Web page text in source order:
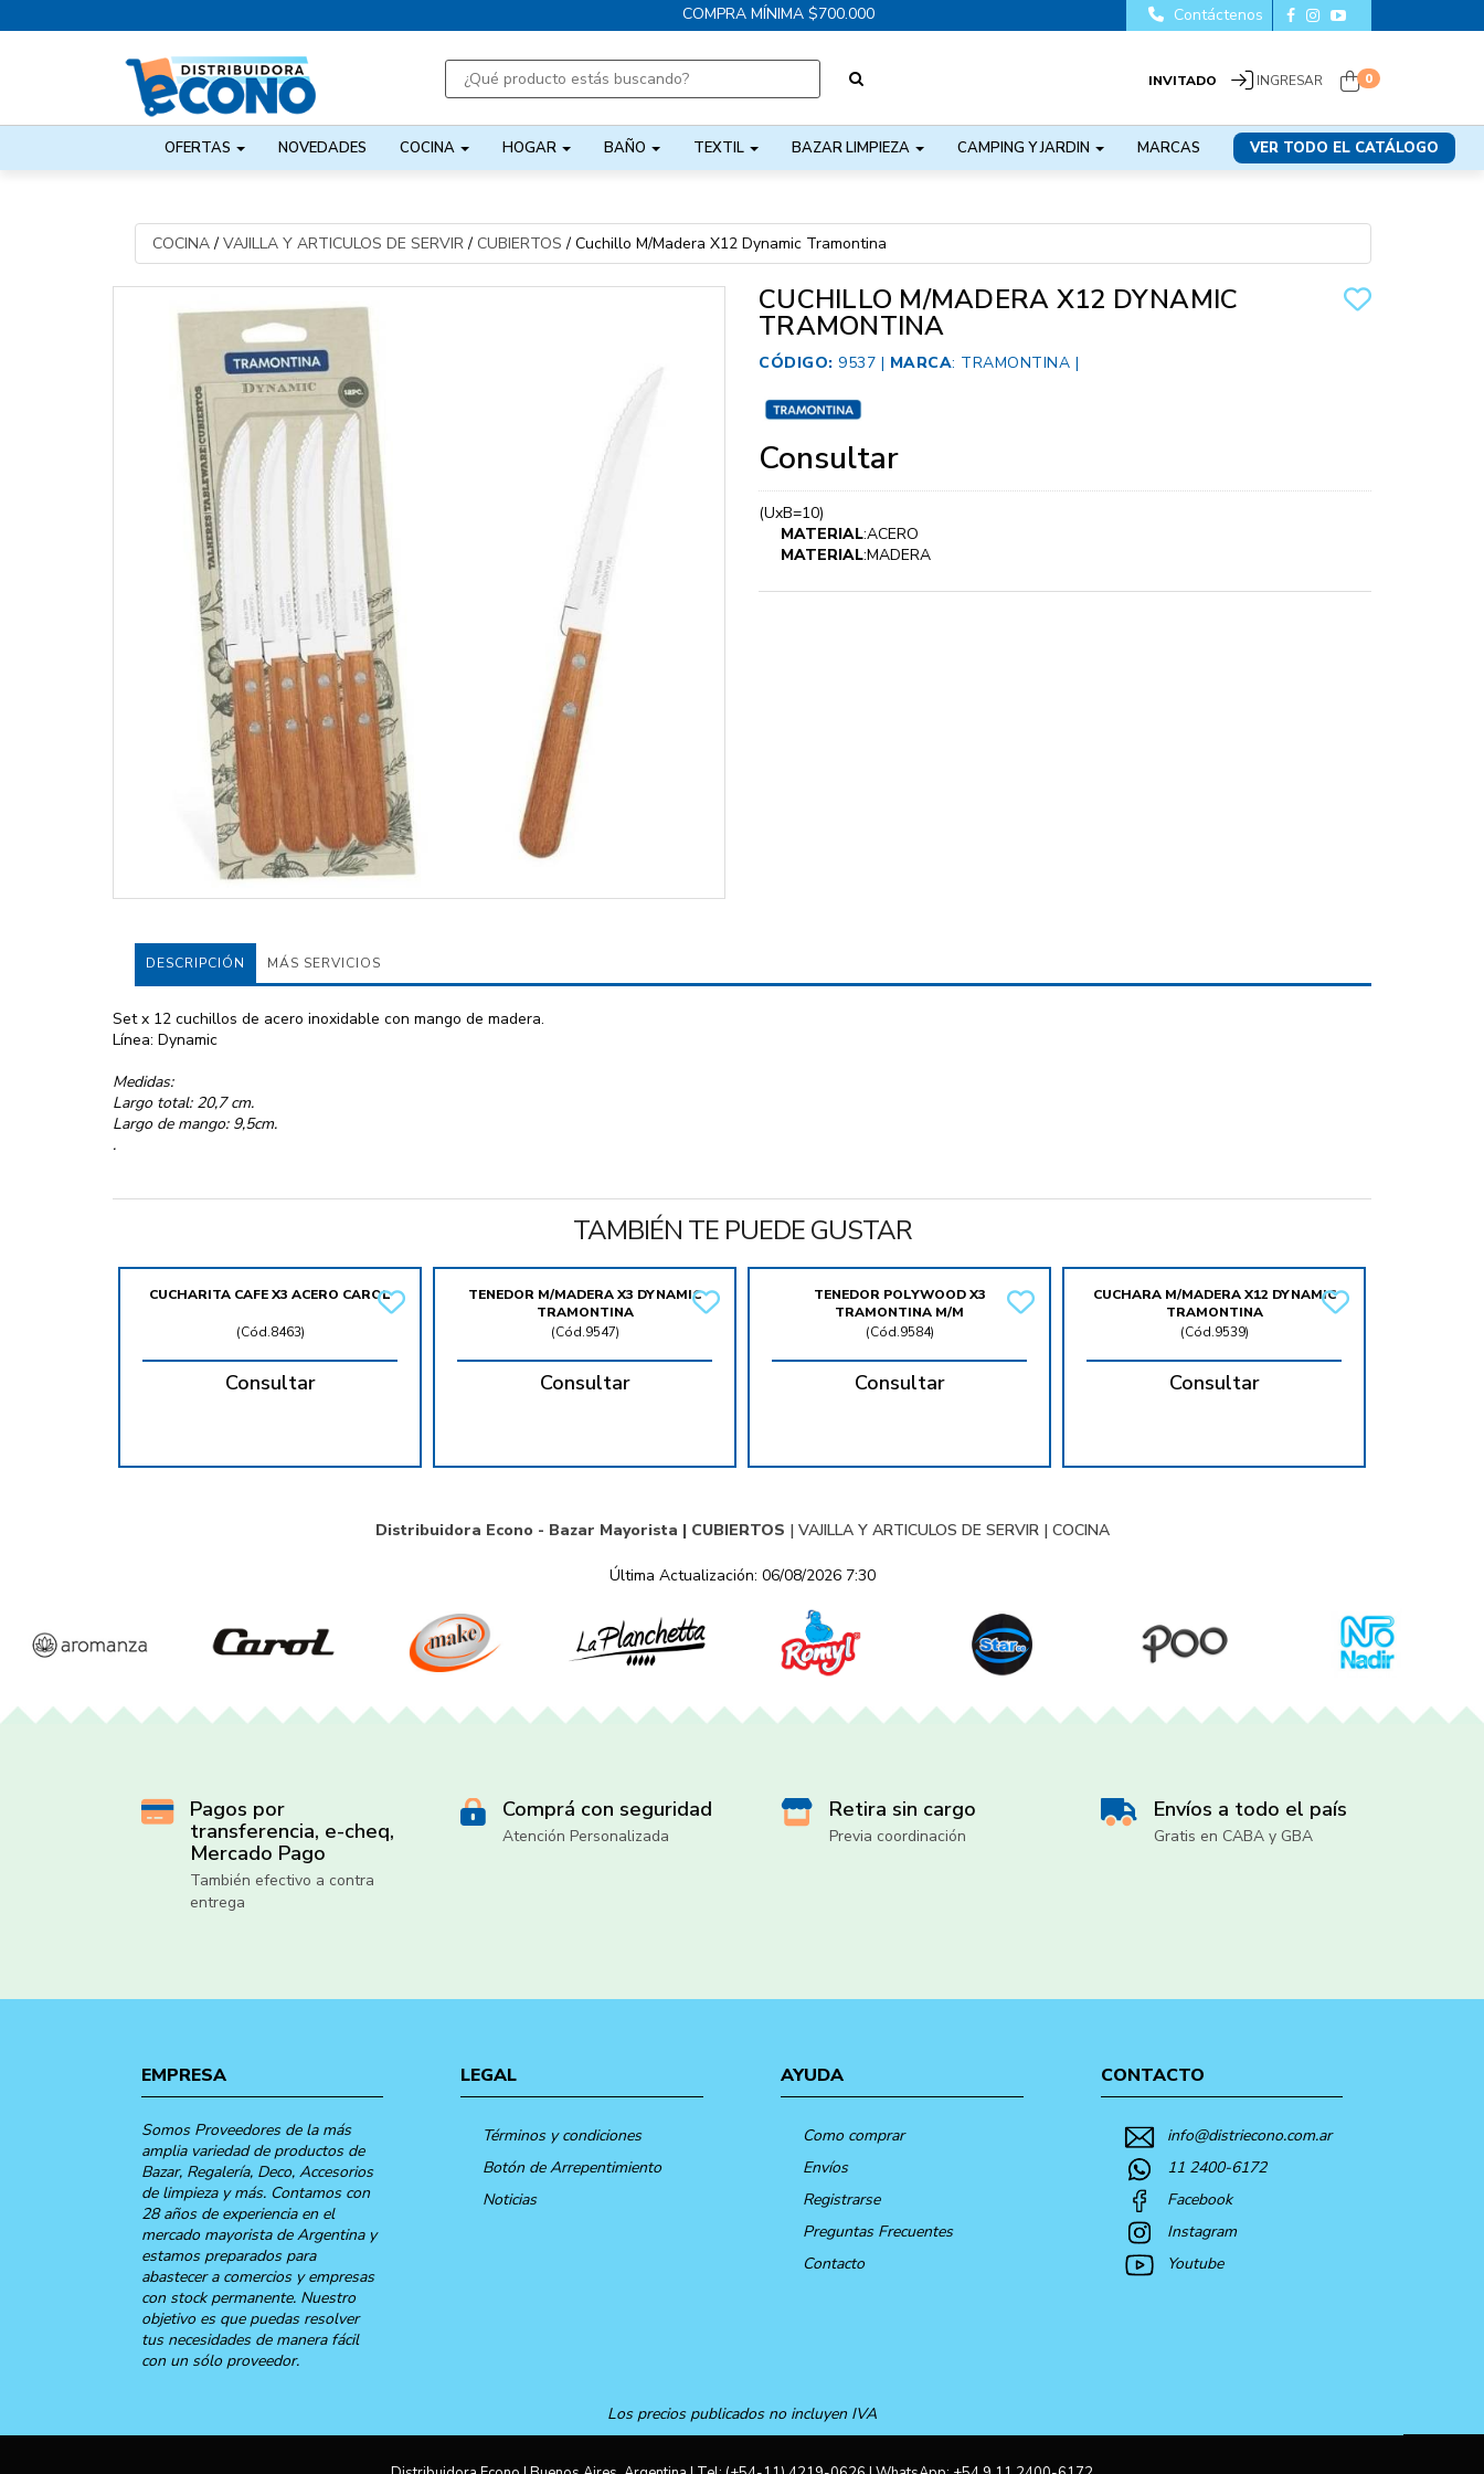
COMPRA MÍNIMA $700.000
INVITADO INGRESAR 0
OFERTAS NOVEDADES COCINA HOGAR BAÑO TEXTIL BAZAR LIMPIEZA CAMPING Y JARDIN MARCAS VER TODO EL CATÁLOGO
Contáctenos
COCINA/ VAJILLA Y ARTICULOS DE SERVIR/ CUBIERTOS / Cuchillo M/Madera X12 Dynamic Tramontina
CUCHILLO M/MADERA X12 DYNAMIC
TRAMONTINA
CÓDIGO: 9537 | MARCA: TRAMONTINA |
Consultar
(UxB=10)
MATERIAL:ACERO
MATERIAL:MADERA
DESCRIPCIÓN MÁS SERVICIOS
Set x 12 cuchillos de acero inoxidable con mango de madera.
Línea: Dynamic
Medidas:
Largo total: 20,7 cm.
Largo de mango: 9,5cm.
.
TAMBIÉN TE PUEDE GUSTAR
CUCHARITA CAFE X3 ACERO CAROL
(Cód.8463)
Consultar
TENEDOR M/MADERA X3 DYNAMIC
TRAMONTINA
(Cód.9547)
Consultar
TENEDOR POLYWOOD X3
TRAMONTINA M/M
(Cód.9584)
Consultar
CUCHARA M/MADERA X12 DYNAMIC
TRAMONTINA
(Cód.9539)
Consultar
Distribuidora Econo - Bazar Mayorista | CUBIERTOS | VAJILLA Y ARTICULOS DE SERVIR| COCINA
Última Actualización: 06/08/2026 7:30
Pagos por
transferencia, e-cheq,
Mercado Pago
También efectivo a contra
entrega
Comprá con seguridad
Atención Personalizada
Retira sin cargo
Previa coordinación
Envíos a todo el país
Gratis en CABA y GBA
EMPRESA
Somos Proveedores de la más
amplia variedad de productos de
Bazar, Regalería, Deco, Accesorios
de limpieza y más. Contamos con
28 años de experiencia en el
mercado mayorista de Argentina y
estamos preparados para
abastecer a comercios y empresas
con stock permanente. Nuestro
objetivo es que puedas resolver
tus necesidades de manera fácil
con un sólo proveedor.
LEGAL
Términos y condiciones
Botón de Arrepentimiento
Noticias
AYUDA
Como comprar
Envíos
Registrarse
Preguntas Frecuentes
Contacto
CONTACTO
info@distriecono.com.ar
11 2400-6172
Facebook
Instagram
Youtube
Los precios publicados no incluyen IVA